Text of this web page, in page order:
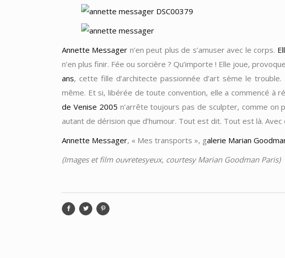
Annette Messager n’en peut plus de s’amuser avec le corps.
n’en plus finir. Fée ou sorcière ? Qu’importe ! Elle joue,
ans, cette fille d’architecte passionnée d’art sème le
même. Et si, libérée de toute convention, elle a commencé à
de Venise 2005 n’arrête toujours pas de sculpter, comme on
autant de dérision que d’humour. Tout est dit. Tout est là.
Annette Messager, « Mes transports », galerie Marian
(Images et film ouvretesyeux, courtesy Marian Goodman Paris)